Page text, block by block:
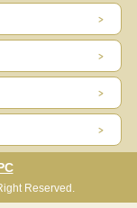
Reserved.